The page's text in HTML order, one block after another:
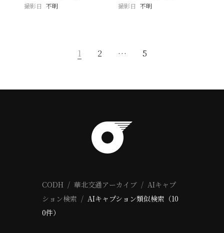
撮影日
不明
撮影日 不明
1 2 … 5
CODH 華北交通アーカイブ
AIキャプ
ション検索
AIキャプション類似検索（10
0件）